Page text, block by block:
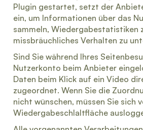
Plugin gestartet, setzt der
ein, um Informationen über das
sammeln, Wiedergabestatistiken
missbräuchliches Verhalten zu
Sind Sie während Ihres
Nutzerkonto beim Anbieter
Daten beim Klick auf ein Video
zugeordnet. Wenn Sie die
nicht wünschen, müssen Sie sich
Wiedergabeschlaltfläche